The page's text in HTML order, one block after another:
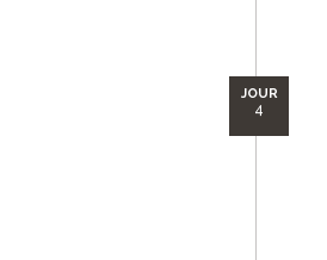
JOUR
4